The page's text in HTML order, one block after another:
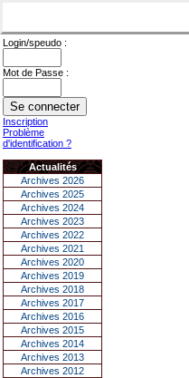
Login/speudo :
Mot de Passe :
Inscription
Problème
d'identification ?
Actualités
Archives 2026
Archives 2025
Archives 2024
Archives 2023
Archives 2022
Archives 2021
Archives 2020
Archives 2019
Archives 2018
Archives 2017
Archives 2016
Archives 2015
Archives 2014
Archives 2013
Archives 2012